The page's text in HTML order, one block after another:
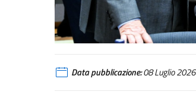
Data pubblicazione:08 Luglio 2026